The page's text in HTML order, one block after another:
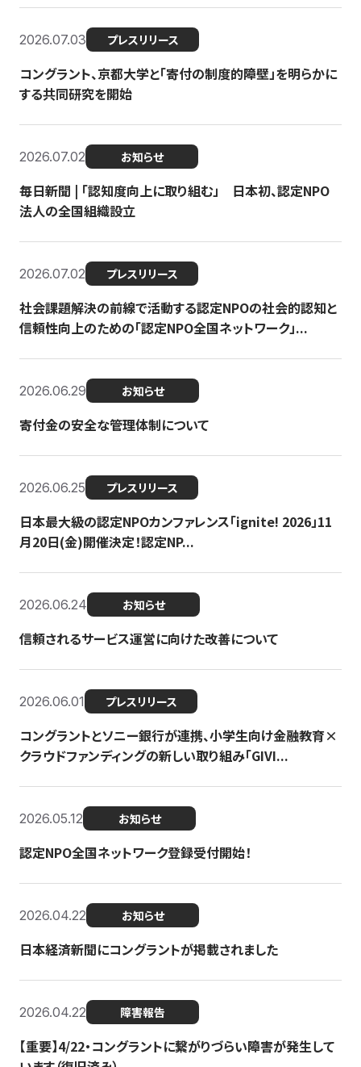
2026.07.03 プレスリリース
コングラント、京都大学と「寄付の制度的障壁」を明らかに
する共同研究を開始
2026.07.02 お知らせ
毎日新聞 | 「認知度向上に取り組む」 日本初、認定NPO
法人の全国組織設立
2026.07.02 プレスリリース
社会課題解決の前線で活動する認定NPOの社会的認知と
信頼性向上のための「認定NPO全国ネットワーク」...
2026.06.29 お知らせ
寄付金の安全な管理体制について
2026.06.25 プレスリリース
日本最大級の認定NPOカンファレンス「ignite! 2026」11
月20日(金)開催決定！認定NP...
2026.06.24 お知らせ
信頼されるサービス運営に向けた改善について
2026.06.01 プレスリリース
コングラントとソニー銀行が連携、小学生向け金融教育×
クラウドファンディングの新しい取り組み「GIVI...
2026.05.12 お知らせ
認定NPO全国ネットワーク登録受付開始！
2026.04.22 お知らせ
日本経済新聞にコングラントが掲載されました
2026.04.22 障害報告
【重要】4/22・コングラントに繋がりづらい障害が発生して